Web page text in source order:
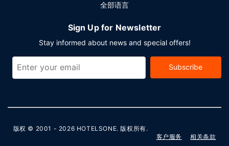
全部语言
Sign Up for Newsletter
Stay informed about news and special offers!
Subscribe
版权 © 2001 - 2026 HOTELSONE. 版权所有.
客户服务
相关条款